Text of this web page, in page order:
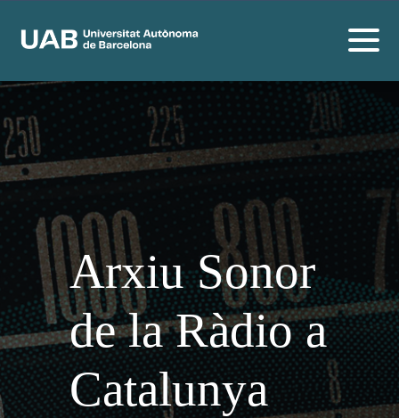
Arxiu Sonor
de la Ràdio a
Catalunya